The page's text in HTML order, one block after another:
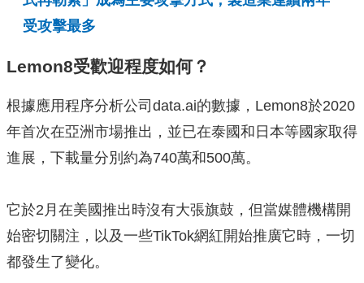
受攻擊最多
Lemon8受歡迎程度如何？
根據應用程序分析公司data.ai的數據，Lemon8於2020
年首次在亞洲市場推出，並已在泰國和日本等國家取得
進展，下載量分別約為740萬和500萬。
它於2月在美國推出時沒有大張旗鼓，但當媒體機構開
始密切關注，以及一些TikTok網紅開始推廣它時，一切
都發生了變化。